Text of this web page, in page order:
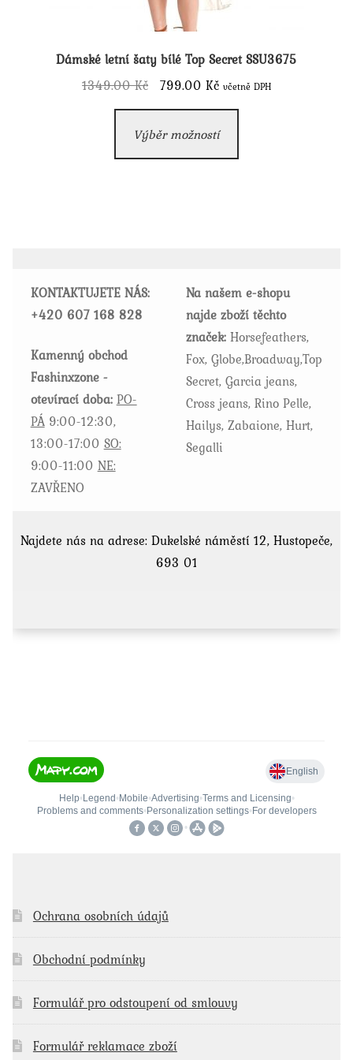
Dámské letní šaty bílé Top Secret SSU3675
1349.00Kč
Původní
cena
byla:
799.00 KčAktuální
cena
je:
včetně DPH
Výběr možností
má
na
stránce
produktu
KONTAKTUJETE NÁS:
+420 607 168 828
Kamenný obchod
Fashinxzone -
otevírací doba: PO-
PÁ9:00-12:30,
13:00-17:00 SO:
9:00-11:00 NE:
ZAVŘENO
Na našem e-shopu
najde zboží těchto
značek: Horsefeathers,
Fox, Globe,Broadway,Top
Secret, Garcia jeans,
Cross jeans, Rino Pelle,
Hailys, Zabaione, Hurt,
Segalli
Najdete nás na adrese: Dukelské náměstí 12, Hustopeče,
693 01
Ochrana osobních údajů
Obchodní podmínky
Formulář pro odstoupení od smlouvy
Formulář reklamace zboží